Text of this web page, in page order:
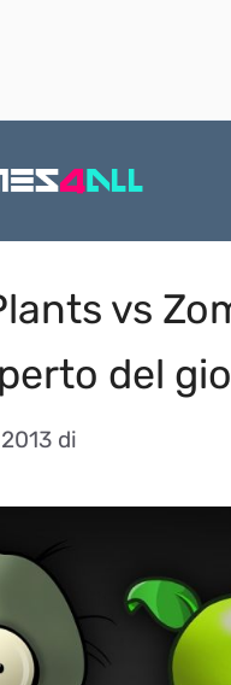
vs
del
di